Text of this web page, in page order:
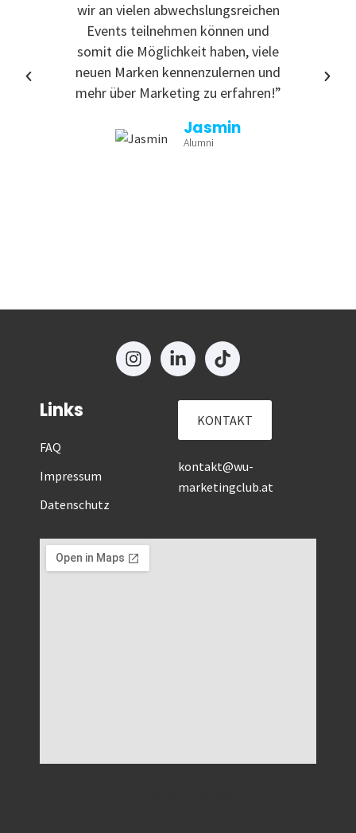
wir an vielen abwechslungsreichen
Events teilnehmen können und
somit die Möglichkeit haben, viele
neuen Marken kennenzulernen und
mehr über Marketing zu erfahren!”
Jasmin
Alumni
Links
FAQ
Impressum
Datenschutz
KONTAKT
kontakt@wu-
marketingclub.at